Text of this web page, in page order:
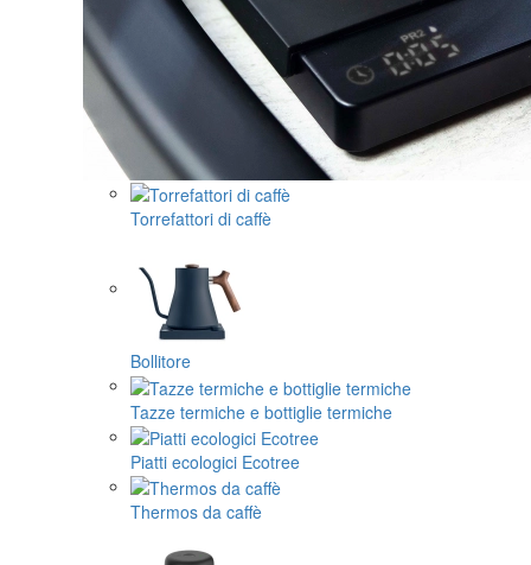
Torrefattori di caffè
Bollitore
Tazze termiche e bottiglie termiche
Piatti ecologici Ecotree
Thermos da caffè